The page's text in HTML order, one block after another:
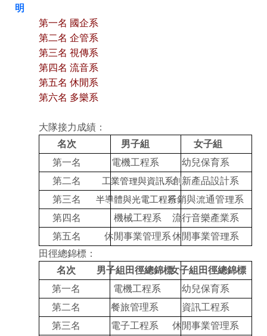
明
第一名 國企系
第二名 企管系
第三名 視傳系
第四名 流音系
第五名 休閒系
第六名 多樂系
大隊接力成績：
名次
男子組
女子組
第一名
電機工程系
幼兒保育系
第二名
工業管理與資訊系創新產品設計系
第三名
半導體與光電工程系行銷與流通管理系
第四名
機械工程系
流行音樂產業系
第五名
休閒事業管理系休閒事業管理系
田徑總錦標：
名次
男子組田徑總錦標女子組田徑總錦標
第一名
電機工程系
幼兒保育系
第二名
餐旅管理系
資訊工程系
第三名
電子工程系
休閒事業管理系